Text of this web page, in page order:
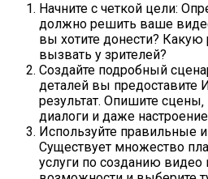
Начните с четкой цели:
должно решить ваше
вы хотите донести? Какую
вызвать у зрителей?
Создайте подробный
деталей вы предоставите
результат. Опишите сцены‚
диалоги и даже
Используйте правильные
Существует множество
услуги по созданию видео